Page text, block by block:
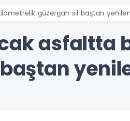
güzergah sil baştan
asfaltta